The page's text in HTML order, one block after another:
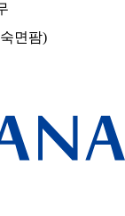
면팜)